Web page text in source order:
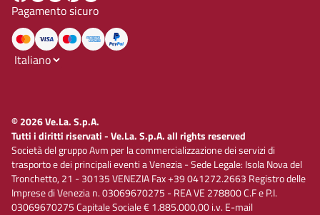
Pagamento sicuro
© 2026 Ve.La. S.p.A.
Tutti i diritti riservati - Ve.La. S.p.A. all rights reserved
Società del gruppo Avm per la commercializzazione dei servizi di
trasporto e dei principali eventi a Venezia - Sede Legale: Isola Nova del
Tronchetto, 21 - 30135 VENEZIA Fax +39 041272.2663 Registro delle
Imprese di Venezia n. 03069670275 - REA VE 278800 C.F e P.I.
03069670275 Capitale Sociale € 1.885.000,00 i.v. E-mail